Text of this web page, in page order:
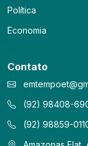
Política
Economia
Contato
(92) 98408-
(92) 98859-